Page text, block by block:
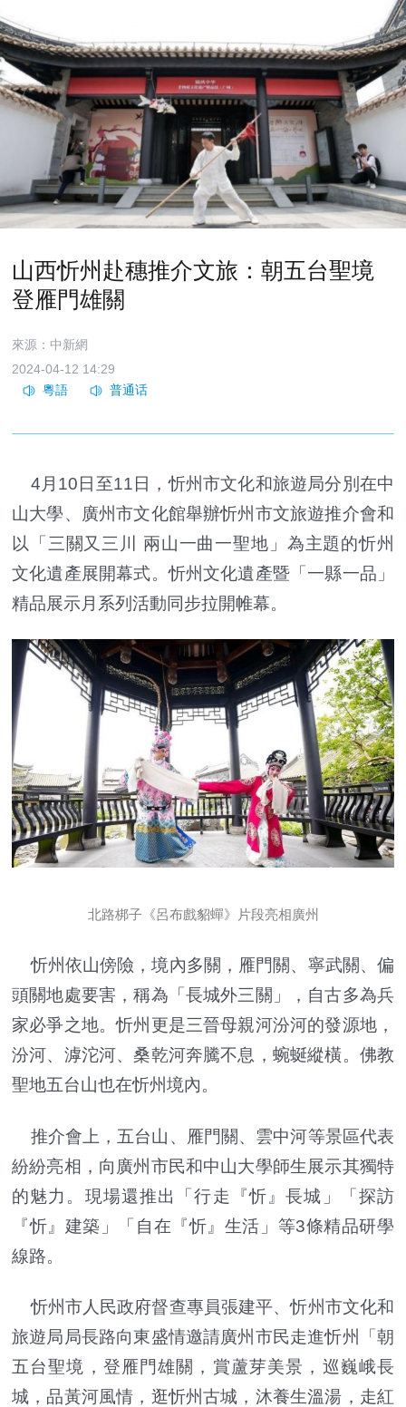
山西忻州赴穗推介文旅：朝五台聖境
登雁門雄關
來源：中新網
2024-04-12 14:29
4月10日至11日，忻州市文化和旅遊局分別在中
山大學、廣州市文化館舉辦忻州市文旅遊推介會和
以「三關又三川 兩山一曲一聖地」為主題的忻州
文化遺產展開幕式。忻州文化遺產暨「一縣一品」
精品展示月系列活動同步拉開帷幕。
北路梆子《呂布戲貂蟬》片段亮相廣州
忻州依山傍險，境內多關，雁門關、寧武關、偏
頭關地處要害，稱為「長城外三關」，自古多為兵
家必爭之地。忻州更是三晉母親河汾河的發源地，
汾河、滹沱河、桑乾河奔騰不息，蜿蜒縱橫。佛教
聖地五台山也在忻州境內。
推介會上，五台山、雁門關、雲中河等景區代表
紛紛亮相，向廣州市民和中山大學師生展示其獨特
的魅力。現場還推出「行走『忻』長城」「探訪
『忻』建築」「自在『忻』生活」等3條精品研學
線路。
忻州市人民政府督查專員張建平、忻州市文化和
旅遊局局長路向東盛情邀請廣州市民走進忻州「朝
五台聖境，登雁門雄關，賞蘆芽美景，巡巍峨長
城，品黃河風情，逛忻州古城，沐養生溫湯，走紅